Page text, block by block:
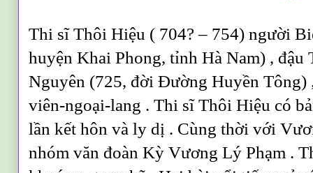
Thi sĩ Thôi Hiệu ( 704? – 754) người
huyện Khai Phong, tỉnh Hà Nam) , đậu
Nguyên (725, đời Đường Huyền Tông)
viên-ngoại-lang . Thi sĩ Thôi Hiệu có
lần kết hôn và ly dị . Cùng thời với
nhóm văn đoàn Kỳ Vương Lý Phạm .